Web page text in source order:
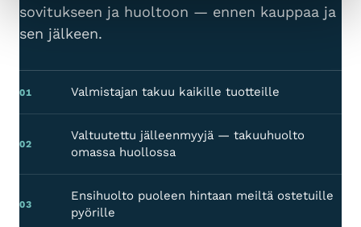
sovitukseen ja huoltoon — ennen kauppaa ja
sen jälkeen.
01 Valmistajan takuu kaikille tuotteille
02
Valtuutettu jälleenmyyjä — takuuhuolto
omassa huollossa
03
Ensihuolto puoleen hintaan meiltä ostetuille
pyörille